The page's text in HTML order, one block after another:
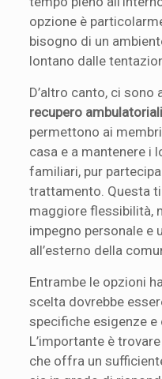
opzione è
bisogno di un
lontano dalle
D’altro canto, ci sono
recupero ambulatoriali
permettono ai
casa e a mantenere i
familiari, pur
trattamento. Questa
maggiore flessibilità,
impegno personale e
all’esterno della
Entrambe le opzioni
scelta dovrebbe
specifiche esigenze e
L’importante è
che offra un